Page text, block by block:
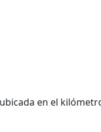
ubicada en el